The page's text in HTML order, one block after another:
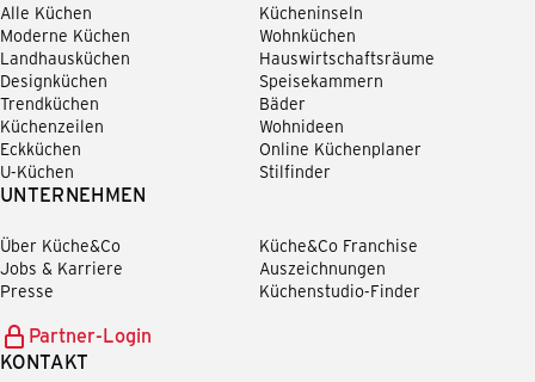
Alle Küchen
Moderne Küchen
Landhausküchen
Designküchen
Trendküchen
Küchenzeilen
Eckküchen
U-Küchen
Kücheninseln
Wohnküchen
Hauswirtschaftsräume
Speisekammern
Bäder
Wohnideen
Online Küchenplaner
Stilfinder
UNTERNEHMEN
Über Küche&Co
Jobs & Karriere
Presse
Küche&Co Franchise
Auszeichnungen
Küchenstudio-Finder
Partner-Login
KONTAKT